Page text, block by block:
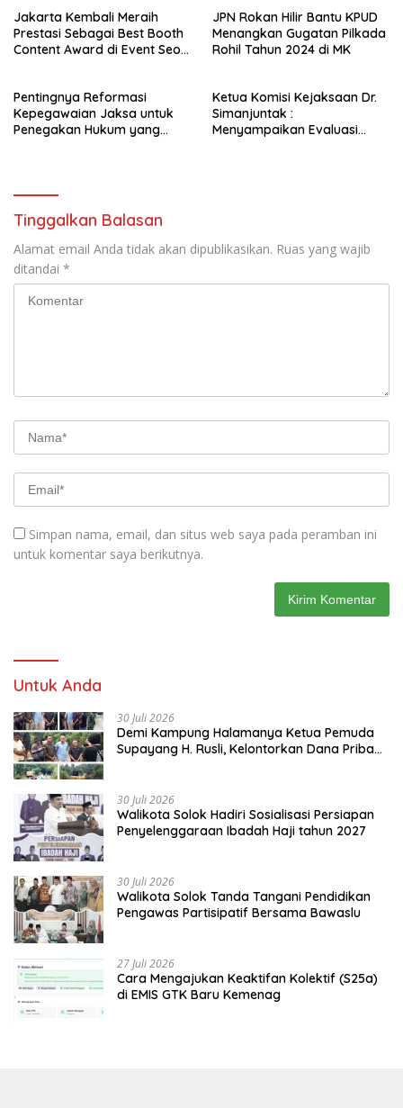
Jakarta Kembali Meraih
Prestasi Sebagai Best Booth
Content Award di Event Seoul
JPN Rokan Hilir Bantu KPUD
Menangkan Gugatan Pilkada
Rohil Tahun 2024 di MK
Pentingnya Reformasi
Kepegawaian Jaksa untuk
Penegakan Hukum yang
Ketua Komisi Kejaksaan Dr.
Simanjuntak :
Menyampaikan Evaluasi
Tinggalkan Balasan
Alamat email Anda tidak akan dipublikasikan. Ruas yang wajib
ditandai *
Simpan nama, email, dan situs web saya pada peramban ini
untuk komentar saya berikutnya.
Untuk Anda
30 Juli 2026
Demi Kampung Halamanya Ketua Pemuda
Supayang H. Rusli, Kelontorkan Dana Pribadi
30 Juli 2026
Walikota Solok Hadiri Sosialisasi Persiapan
Penyelenggaraan Ibadah Haji tahun 2027
30 Juli 2026
Walikota Solok Tanda Tangani Pendidikan
Pengawas Partisipatif Bersama Bawaslu
27 Juli 2026
Cara Mengajukan Keaktifan Kolektif (S25a)
di EMIS GTK Baru Kemenag